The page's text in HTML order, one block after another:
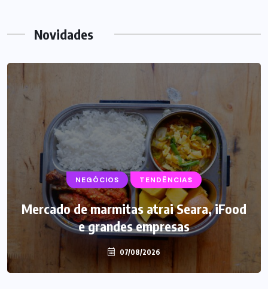
Novidades
NEGÓCIOS TENDÊNCIAS
Mercado de marmitas atrai Seara, iFood
e grandes empresas
07/08/2026